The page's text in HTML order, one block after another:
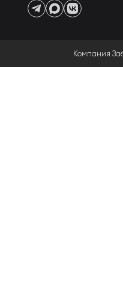
Компания